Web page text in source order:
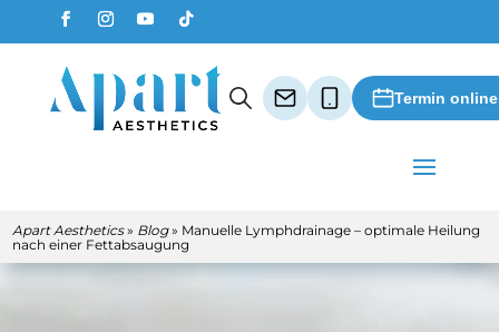
Termin
Apart Aesthetics» Blog» Manuelle Lymphdrainage – optimale Heilung
nach einer Fettabsaugung